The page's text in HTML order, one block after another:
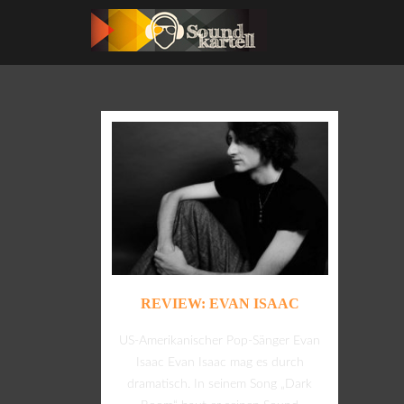
REVIEW: EVAN ISAAC
US-Amerikanischer Pop-Sänger Evan
Isaac Evan Isaac mag es durch
dramatisch. In seinem Song „Dark